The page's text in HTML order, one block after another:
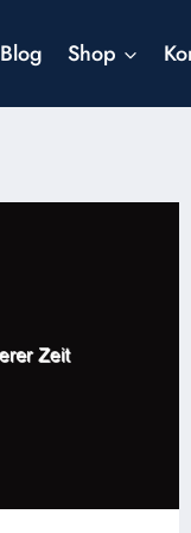
Blog Shop